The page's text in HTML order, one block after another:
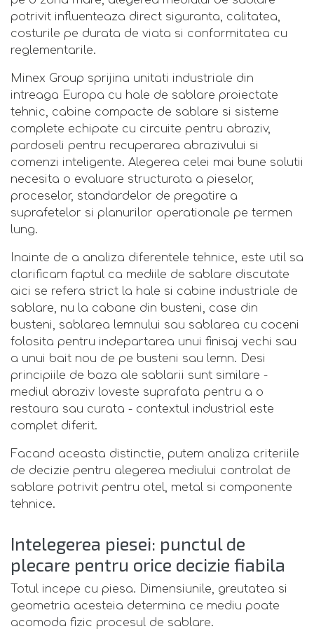
potrivit influenteaza direct siguranta, calitatea,
costurile pe durata de viata si conformitatea cu
reglementarile.
Minex Group sprijina unitati industriale din
intreaga Europa cu hale de sablare proiectate
tehnic, cabine compacte de sablare si sisteme
complete echipate cu circuite pentru abraziv,
pardoseli pentru recuperarea abrazivului si
comenzi inteligente. Alegerea celei mai bune solutii
necesita o evaluare structurata a pieselor,
proceselor, standardelor de pregatire a
suprafetelor si planurilor operationale pe termen
lung.
Inainte de a analiza diferentele tehnice, este util sa
clarificam faptul ca mediile de sablare discutate
aici se refera strict la hale si cabine industriale de
sablare, nu la cabane din busteni, case din
busteni, sablarea lemnului sau sablarea cu coceni
folosita pentru indepartarea unui finisaj vechi sau
a unui bait nou de pe busteni sau lemn. Desi
principiile de baza ale sablarii sunt similare -
mediul abraziv loveste suprafata pentru a o
restaura sau curata - contextul industrial este
complet diferit.
Facand aceasta distinctie, putem analiza criteriile
de decizie pentru alegerea mediului controlat de
sablare potrivit pentru otel, metal si componente
tehnice.
Intelegerea piesei: punctul de
plecare pentru orice decizie fiabila
Totul incepe cu piesa. Dimensiunile, greutatea si
geometria acesteia determina ce mediu poate
acomoda fizic procesul de sablare.